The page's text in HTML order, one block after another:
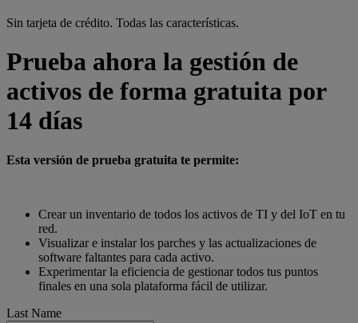
Sin tarjeta de crédito. Todas las características.
Prueba ahora la gestión de
activos de forma gratuita por
14 días
Esta versión de prueba gratuita te permite:
Crear un inventario de todos los activos de TI y del IoT en tu
red.
Visualizar e instalar los parches y las actualizaciones de
software faltantes para cada activo.
Experimentar la eficiencia de gestionar todos tus puntos
finales en una sola plataforma fácil de utilizar.
Last Name